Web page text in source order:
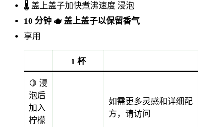
🌡️ 盖上盖子加快煮沸速度 浸泡
10 分钟 🫖 盖上盖子以保留香气
享用
1 杯
🍋 浸
泡后
加入
柠檬
如需更多灵感和详细配
方，请访问